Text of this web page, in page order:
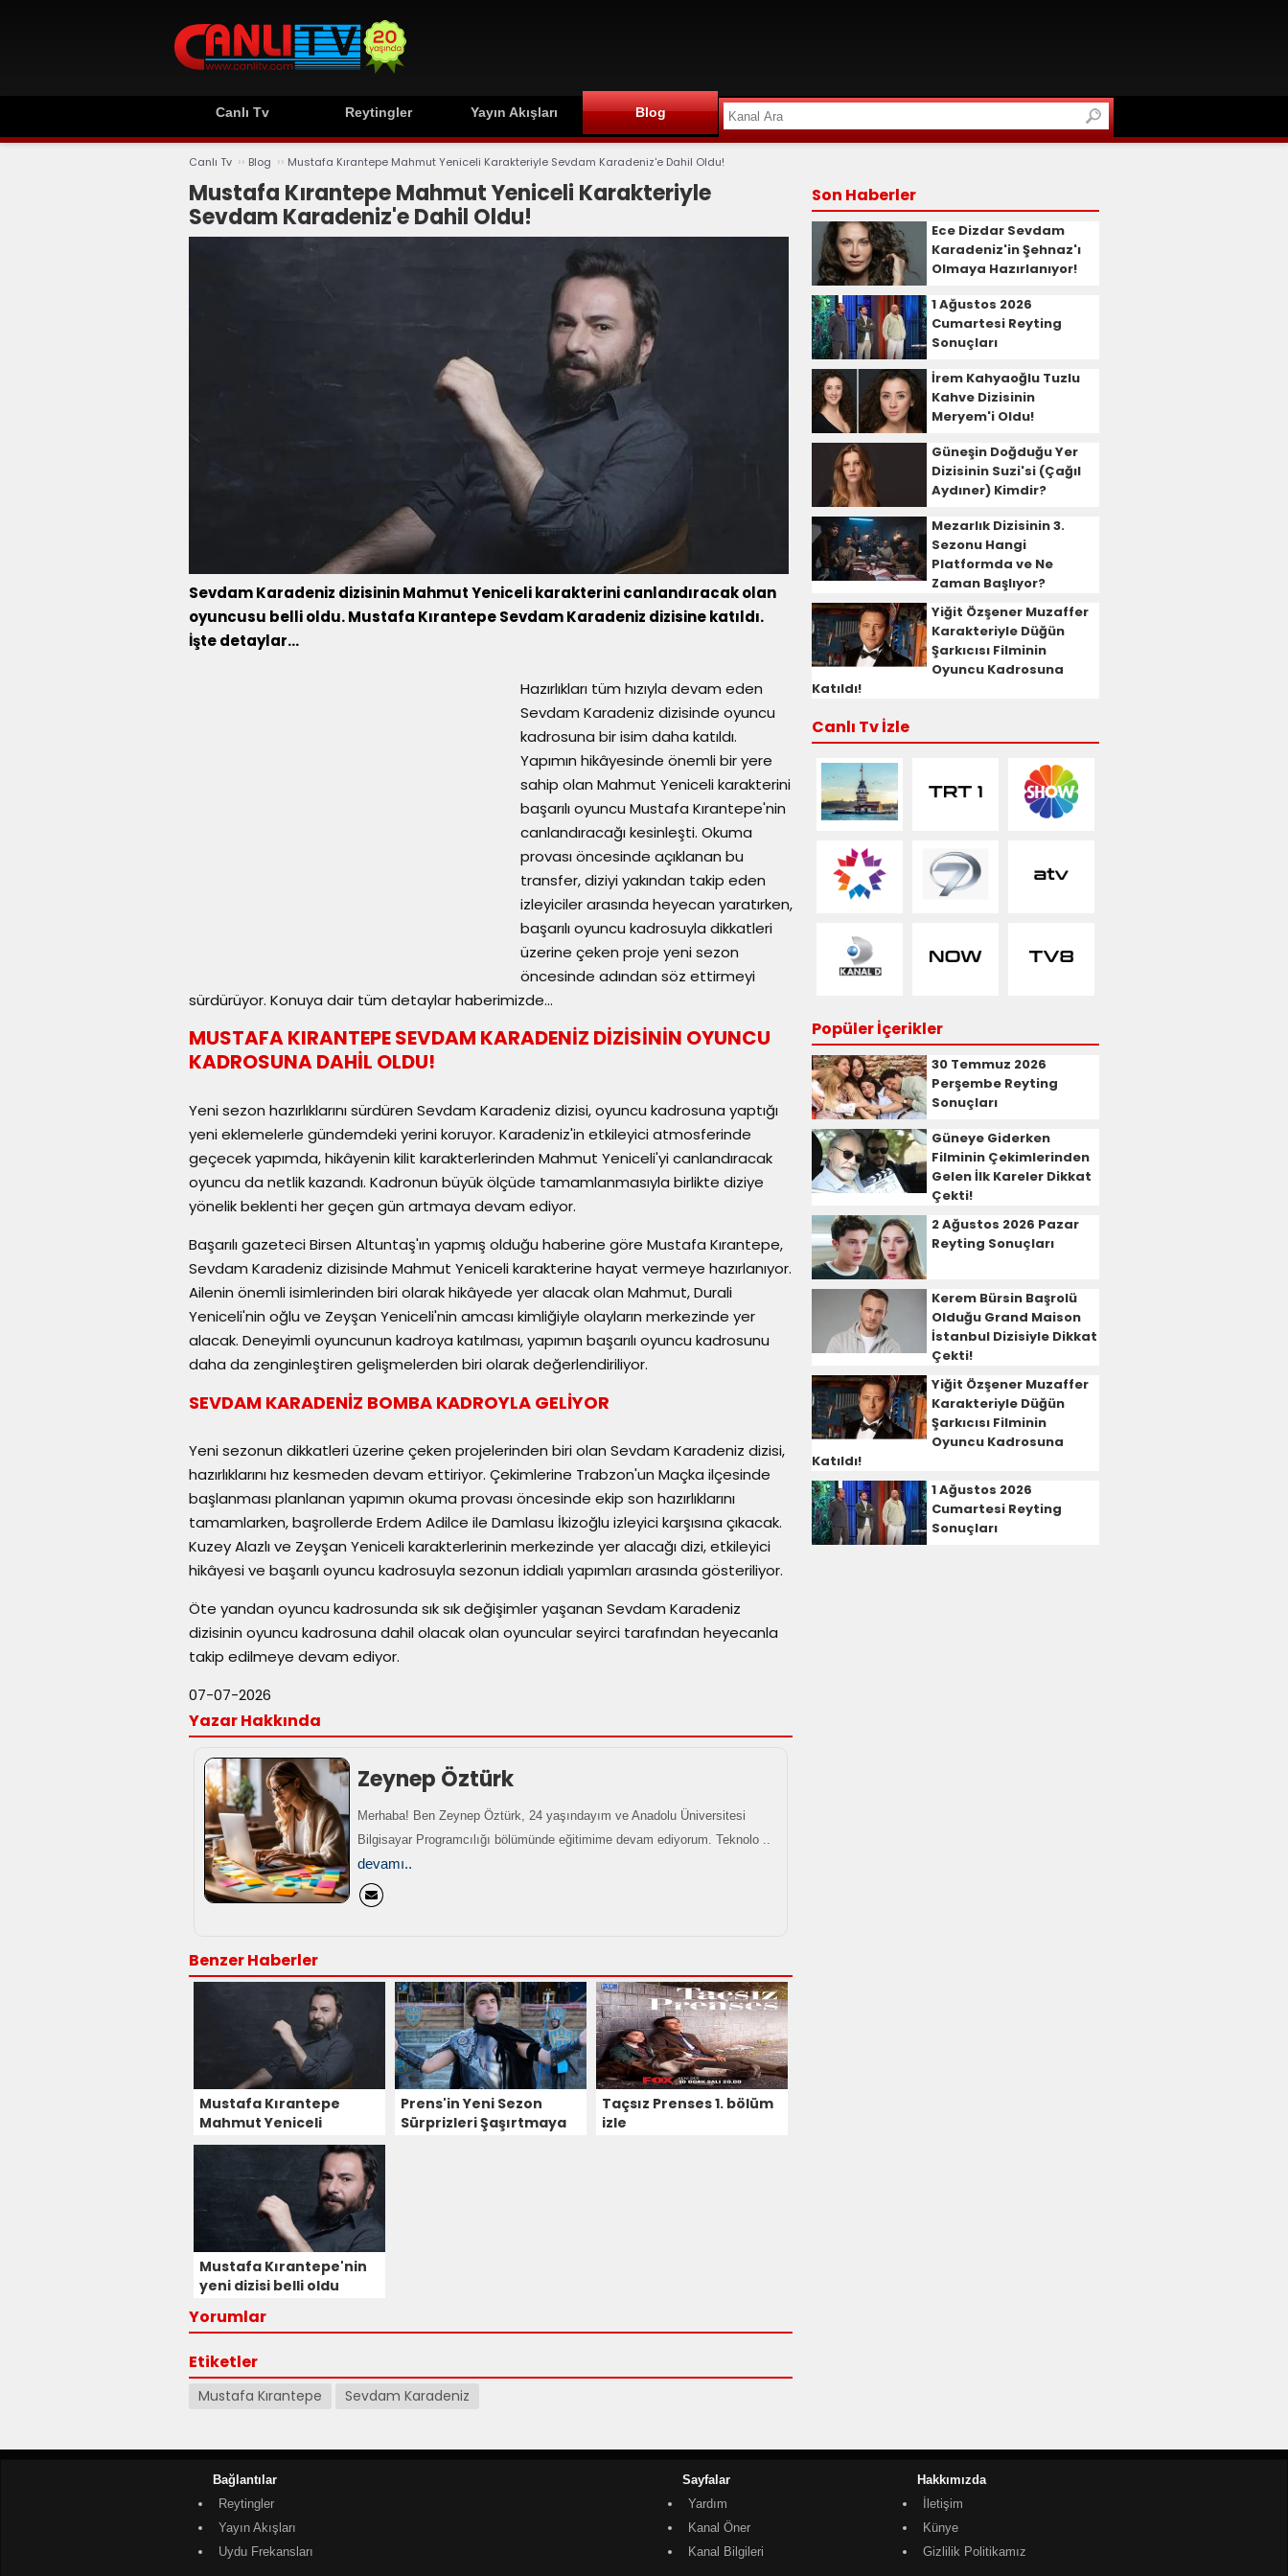
Canlı Tv Reytingler Yayın Akışları Blog
Canlı Tv ›› Blog ›› Mustafa Kırantepe Mahmut Yeniceli Karakteriyle Sevdam Karadeniz'e Dahil Oldu!
Mustafa Kırantepe Mahmut Yeniceli Karakteriyle
Sevdam Karadeniz'e Dahil Oldu!
Sevdam Karadeniz dizisinin Mahmut Yeniceli karakterini canlandıracak olan
oyuncusu belli oldu. Mustafa Kırantepe Sevdam Karadeniz dizisine katıldı.
İşte detaylar...
Hazırlıkları tüm hızıyla devam eden
Sevdam Karadeniz dizisinde oyuncu
kadrosuna bir isim daha katıldı.
Yapımın hikâyesinde önemli bir yere
sahip olan Mahmut Yeniceli karakterini
başarılı oyuncu Mustafa Kırantepe'nin
canlandıracağı kesinleşti. Okuma
provası öncesinde açıklanan bu
transfer, diziyi yakından takip eden
izleyiciler arasında heyecan yaratırken,
başarılı oyuncu kadrosuyla dikkatleri
üzerine çeken proje yeni sezon
öncesinde adından söz ettirmeyi
sürdürüyor. Konuya dair tüm detaylar haberimizde...
MUSTAFA KIRANTEPE SEVDAM KARADENİZ DİZİSİNİN OYUNCU
KADROSUNA DAHİL OLDU!
Yeni sezon hazırlıklarını sürdüren Sevdam Karadeniz dizisi, oyuncu kadrosuna yaptığı
yeni eklemelerle gündemdeki yerini koruyor. Karadeniz'in etkileyici atmosferinde
geçecek yapımda, hikâyenin kilit karakterlerinden Mahmut Yeniceli'yi canlandıracak
oyuncu da netlik kazandı. Kadronun büyük ölçüde tamamlanmasıyla birlikte diziye
yönelik beklenti her geçen gün artmaya devam ediyor.
Başarılı gazeteci Birsen Altuntaş'ın yapmış olduğu haberine göre Mustafa Kırantepe,
Sevdam Karadeniz dizisinde Mahmut Yeniceli karakterine hayat vermeye hazırlanıyor.
Ailenin önemli isimlerinden biri olarak hikâyede yer alacak olan Mahmut, Durali
Yeniceli'nin oğlu ve Zeyşan Yeniceli'nin amcası kimliğiyle olayların merkezinde yer
alacak. Deneyimli oyuncunun kadroya katılması, yapımın başarılı oyuncu kadrosunu
daha da zenginleştiren gelişmelerden biri olarak değerlendiriliyor.
SEVDAM KARADENİZ BOMBA KADROYLA GELİYOR
Yeni sezonun dikkatleri üzerine çeken projelerinden biri olan Sevdam Karadeniz dizisi,
hazırlıklarını hız kesmeden devam ettiriyor. Çekimlerine Trabzon'un Maçka ilçesinde
başlanması planlanan yapımın okuma provası öncesinde ekip son hazırlıklarını
tamamlarken, başrollerde Erdem Adilce ile Damlasu İkizoğlu izleyici karşısına çıkacak.
Kuzey Alazlı ve Zeyşan Yeniceli karakterlerinin merkezinde yer alacağı dizi, etkileyici
hikâyesi ve başarılı oyuncu kadrosuyla sezonun iddialı yapımları arasında gösteriliyor.
Öte yandan oyuncu kadrosunda sık sık değişimler yaşanan Sevdam Karadeniz
dizisinin oyuncu kadrosuna dahil olacak olan oyuncular seyirci tarafından heyecanla
takip edilmeye devam ediyor.
07-07-2026
Yazar Hakkında
Zeynep Öztürk
Merhaba! Ben Zeynep Öztürk, 24 yaşındayım ve Anadolu Üniversitesi
Bilgisayar Programcılığı bölümünde eğitimime devam ediyorum. Teknolo ..
devamı..
Benzer Haberler
Mustafa Kırantepe
Mahmut Yeniceli
Karakteriyle Sevdam
Karadeniz'e Dahil Oldu!
Prens'in Yeni Sezon
Sürprizleri Şaşırtmaya
Taçsız Prenses 1. bölüm
izle
Mustafa Kırantepe'nin
yeni dizisi belli oldu
Yorumlar
Etiketler
Mustafa Kırantepe Sevdam Karadeniz
Son Haberler
Ece Dizdar Sevdam
Karadeniz'in Şehnaz'ı
Olmaya Hazırlanıyor!
1 Ağustos 2026
Cumartesi Reyting
Sonuçları
İrem Kahyaoğlu Tuzlu
Kahve Dizisinin
Meryem'i Oldu!
Güneşin Doğduğu Yer
Dizisinin Suzi'si (Çağıl
Aydıner) Kimdir?
Mezarlık Dizisinin 3.
Sezonu Hangi
Platformda ve Ne
Zaman Başlıyor?
Yiğit Özşener Muzaffer
Karakteriyle Düğün
Şarkıcısı Filminin
Oyuncu Kadrosuna
Katıldı!
Canlı Tv İzle
Popüler İçerikler
30 Temmuz 2026
Perşembe Reyting
Sonuçları
Güneye Giderken
Filminin Çekimlerinden
Gelen İlk Kareler Dikkat
Çekti!
2 Ağustos 2026 Pazar
Reyting Sonuçları
Kerem Bürsin Başrolü
Olduğu Grand Maison
İstanbul Dizisiyle Dikkat
Çekti!
Yiğit Özşener Muzaffer
Karakteriyle Düğün
Şarkıcısı Filminin
Oyuncu Kadrosuna
Katıldı!
1 Ağustos 2026
Cumartesi Reyting
Sonuçları
Bağlantılar
Reytingler
Yayın Akışları
Uydu Frekansları
Sayfalar
Yardım
Kanal Öner
Kanal Bilgileri
Hakkımızda
İletişim
Künye
Gizlilik Politikamız